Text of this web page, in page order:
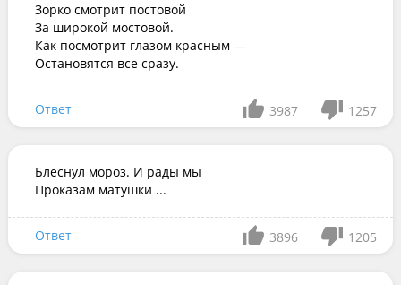
Зорко смотрит постовой
За широкой мостовой.
Как посмотрит глазом красным —
Остановятся все сразу.
Ответ 3987 1257
Блеснул мороз. И рады мы
Проказам матушки ...
Ответ 3896 1205